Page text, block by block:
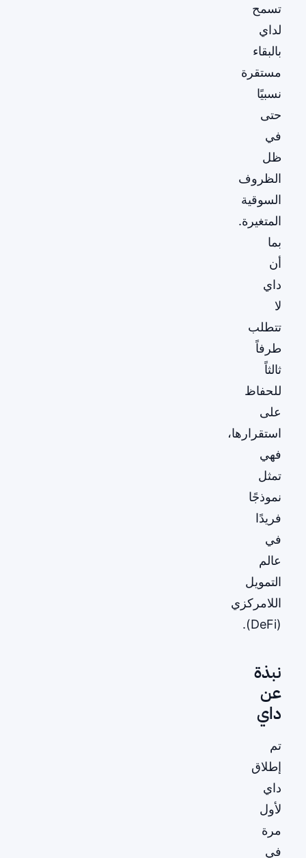
تسمح
لداي
بالبقاء
مستقرة
نسبيًا
حتى
في
ظل
الظروف
السوقية
المتغيرة.
بما
أن
داي
لا
تتطلب
طرفاً
ثالثاً
للحفاظ
على
استقرارها،
فهي
تمثل
نموذجًا
فريدًا
في
عالم
التمويل
اللامركزي
(DeFi).
نبذة
عن
داي
تم
إطلاق
داي
لأول
مرة
في